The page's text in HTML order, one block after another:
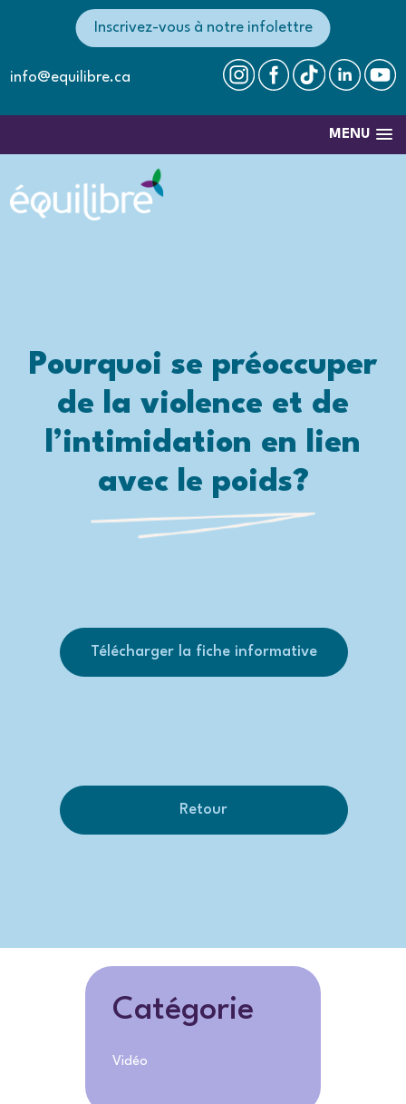
info@equilibre.ca
Inscrivez-vous à notre infolettre
MENU
Pourquoi se préoccuper
de la violence et de
l’intimidation en lien
avec le poids?
Télécharger la fiche informative
Retour
Catégorie
Vidéo